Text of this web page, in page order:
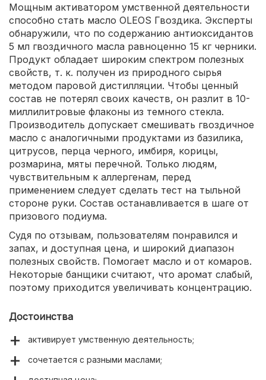
Мощным активатором умственной деятельности
способно стать масло OLEOS Гвоздика. Эксперты
обнаружили, что по содержанию антиоксидантов
5 мл гвоздичного масла равноценно 15 кг черники.
Продукт обладает широким спектром полезных
свойств, т. к. получен из природного сырья
методом паровой дистилляции. Чтобы ценный
состав не потерял своих качеств, он разлит в 10-
миллилитровые флаконы из темного стекла.
Производитель допускает смешивать гвоздичное
масло с аналогичными продуктами из базилика,
цитрусов, перца черного, имбиря, корицы,
розмарина, мяты перечной. Только людям,
чувствительным к аллергенам, перед
применением следует сделать тест на тыльной
стороне руки. Состав останавливается в шаге от
призового подиума.
Судя по отзывам, пользователям понравился и
запах, и доступная цена, и широкий диапазон
полезных свойств. Помогает масло и от комаров.
Некоторые банщики считают, что аромат слабый,
поэтому приходится увеличивать концентрацию.
Достоинства
активирует умственную деятельность;
сочетается с разными маслами;